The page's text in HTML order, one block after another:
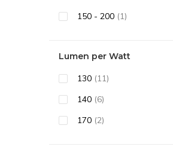
150 - 200 (1)
Lumen per Watt
130 (11)
140 (6)
170 (2)